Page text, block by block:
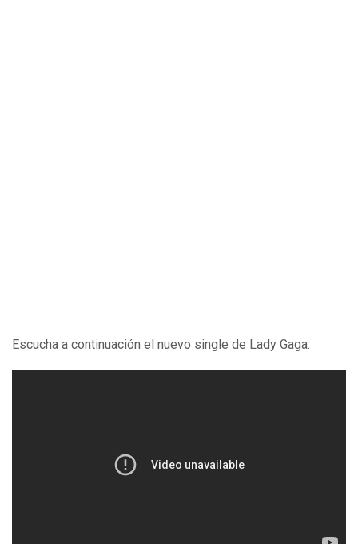
Escucha a continuación el nuevo single de Lady Gaga: